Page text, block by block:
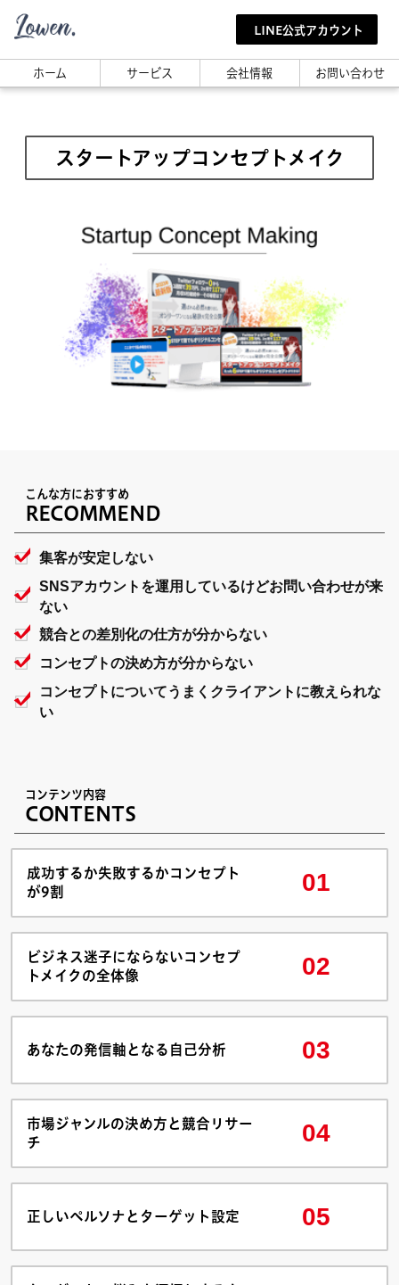
LINE公式アカウント
ホーム サービス 会社情報 お問い合わせ
スタートアップコンセプトメイク
こんな方におすすめ
RECOMMEND
集客が安定しない
SNSアカウントを運用しているけどお問い合わせが来
ない
競合との差別化の仕方が分からない
コンセプトの決め方が分からない
コンセプトについてうまくクライアントに教えられな
い
コンテンツ内容
CONTENTS
01
成功するか失敗するかコンセプト
が9割
02
ビジネス迷子にならないコンセプ
トメイクの全体像
03
あなたの発信軸となる自己分析
04
市場ジャンルの決め方と競合リサー
チ
05
正しいペルソナとターゲット設定